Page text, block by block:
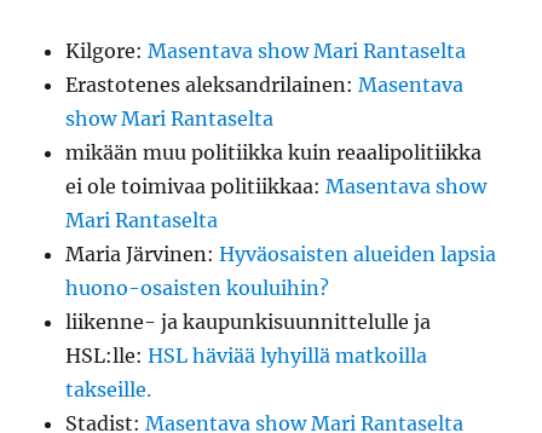
Kilgore:Masentava show Mari Rantaselta
Erastotenes aleksandrilainen:Masentava
show Mari Rantaselta
mikään muu politiikka kuin reaalipolitiikka
ei ole toimivaa politiikkaa:Masentava show
Mari Rantaselta
Maria Järvinen:Hyväosaisten alueiden lapsia
huono-osaisten kouluihin?
liikenne- ja kaupunkisuunnittelulle ja
HSL:lle:HSL häviää lyhyillä matkoilla
takseille.
Stadist:Masentava show Mari Rantaselta